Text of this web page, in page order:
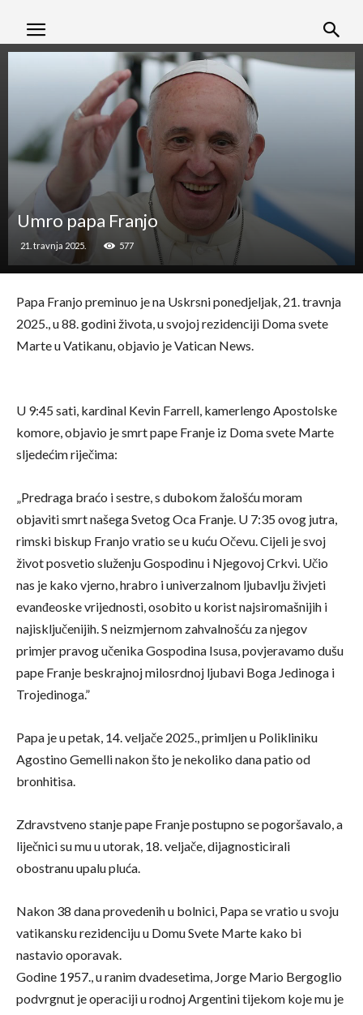
Umro papa Franjo
21. travnja 2025. 577
Papa Franjo preminuo je na Uskrsni ponedjeljak, 21. travnja
2025., u 88. godini života, u svojoj rezidenciji Doma svete
Marte u Vatikanu, objavio je Vatican News.
U 9:45 sati, kardinal Kevin Farrell, kamerlengo Apostolske
komore, objavio je smrt pape Franje iz Doma svete Marte
sljedećim riječima:
„Predraga braćo i sestre, s dubokom žalošću moram
objaviti smrt našega Svetog Oca Franje. U 7:35 ovog jutra,
rimski biskup Franjo vratio se u kuću Očevu. Cijeli je svoj
život posvetio služenju Gospodinu i Njegovoj Crkvi. Učio
nas je kako vjerno, hrabro i univerzalnom ljubavlju živjeti
evanđeoske vrijednosti, osobito u korist najsiromašnijih i
najisključenijih. S neizmjernom zahvalnošću za njegov
primjer pravog učenika Gospodina Isusa, povjeravamo dušu
pape Franje beskrajnoj milosrdnoj ljubavi Boga Jedinoga i
Trojedinoga.”
Papa je u petak, 14. veljače 2025., primljen u Polikliniku
Agostino Gemelli nakon što je nekoliko dana patio od
bronhitisa.
Zdravstveno stanje pape Franje postupno se pogoršavalo, a
liječnici su mu u utorak, 18. veljače, dijagnosticirali
obostranu upalu pluća.
Nakon 38 dana provedenih u bolnici, Papa se vratio u svoju
vatikansku rezidenciju u Domu Svete Marte kako bi
nastavio oporavak.
Godine 1957., u ranim dvadesetima, Jorge Mario Bergoglio
podvrgnut je operaciji u rodnoj Argentini tijekom koje mu je